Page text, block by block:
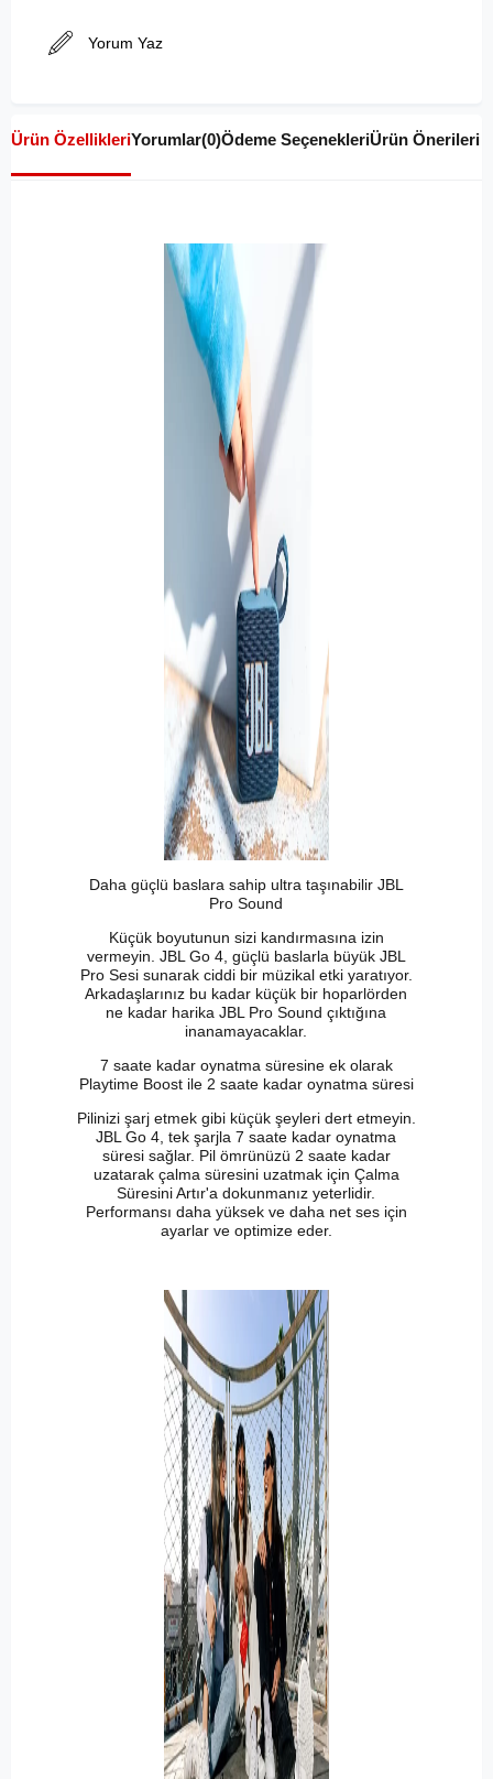
Yorum Yaz
Ürün ÖzellikleriYorumlar(0)Ödeme SeçenekleriÜrün Önerileri
Daha güçlü baslara sahip ultra taşınabilir JBL
Pro Sound
Küçük boyutunun sizi kandırmasına izin
vermeyin. JBL Go 4, güçlü baslarla büyük JBL
Pro Sesi sunarak ciddi bir müzikal etki yaratıyor.
Arkadaşlarınız bu kadar küçük bir hoparlörden
ne kadar harika JBL Pro Sound çıktığına
inanamayacaklar.
7 saate kadar oynatma süresine ek olarak
Playtime Boost ile 2 saate kadar oynatma süresi
Pilinizi şarj etmek gibi küçük şeyleri dert etmeyin.
JBL Go 4, tek şarjla 7 saate kadar oynatma
süresi sağlar. Pil ömrünüzü 2 saate kadar
uzatarak çalma süresini uzatmak için Çalma
Süresini Artır'a dokunmanız yeterlidir.
Performansı daha yüksek ve daha net ses için
ayarlar ve optimize eder.